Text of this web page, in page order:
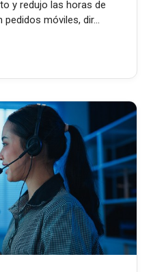
y redujo las horas de
móviles, dir...